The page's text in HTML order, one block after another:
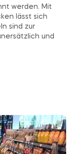
werden. Mit
lässt sich
sind zur
und